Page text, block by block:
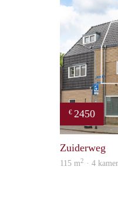
€ 2450
Zuiderweg
115 m2 · 4